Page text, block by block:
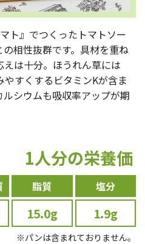
ト』でつくったトマトソー
相性抜群です。具材を重ね
は十分。ほうれん草には
すくするビタミンKが含ま
シウムも吸収率アップが期
1人分の栄養価
脂質
15.0g
塩分
1.9g
※パンは含まれておりません。